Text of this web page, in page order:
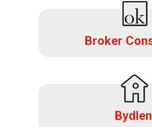
Broker